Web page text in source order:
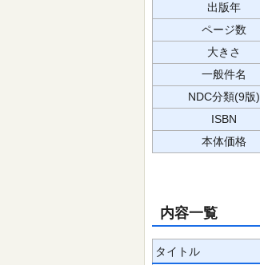
出版年
ページ数
大きさ
一般件名
NDC分類(9版)
ISBN
本体価格
内容一覧
タイトル